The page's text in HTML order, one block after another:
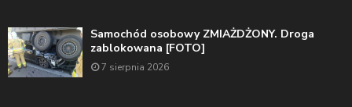
Samochód osobowy ZMIAŻDŻONY. Droga
zablokowana [FOTO]
7 sierpnia 2026